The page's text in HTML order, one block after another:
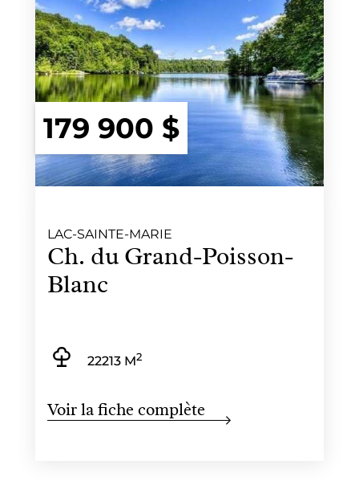
179 900 $
LAC-SAINTE-MARIE
Ch. du Grand-Poisson-
Blanc
22213 M2
Voir la fiche complète